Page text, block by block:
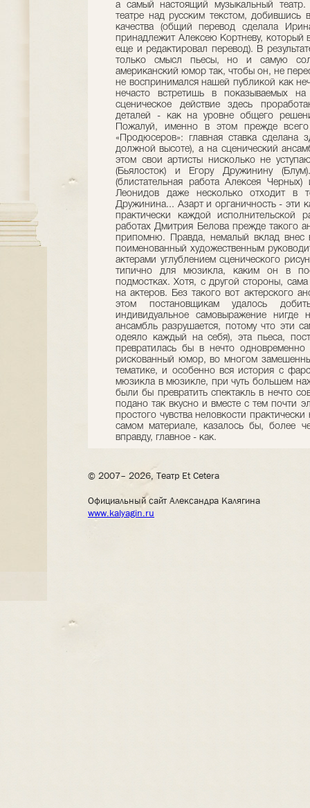
а самый настоящий музыкальный
театре над русским текстом, добившись
качества (общий перевод сделала
принадлежит Алексею Кортневу,
еще и редактировал перевод). В
только смысл пьесы, но и самую
американский юмор так, чтобы он, не
не воспринимался нашей публикой как
нечасто встретишь в показываемых на
сценическое действие здесь
деталей - как на уровне общего
Пожалуй, именно в этом прежде
«Продюсеров»: главная ставка
должной высоте), а на сценический
этом свои артисты нисколько не
(Бьялосток) и Егору Дружинину
(блистательная работа Алексея
Леонидов даже несколько отходит в
Дружинина... Азарт и органичность - эти
практически каждой исполнительской
работах Дмитрия Белова прежде такого
припомню. Правда, немалый вклад внес
поименованный художественным
актерами углублением сценического
типично для мюзикла, каким он в
подмостках. Хотя, с другой стороны,
на актеров. Без такого вот актерского
этом постановщикам удалось
индивидуальное самовыражение
ансамбль разрушается, потому что эти
одеяло каждый на себя), эта пьеса,
превратилась бы в нечто
рискованный юмор, во многом
тематике, и особенно вся история с
мюзикла в мюзикле, при чуть большем
были бы превратить спектакль в нечто
подано так вкусно и вместе с тем почти
простого чувства неловкости
самом материале, казалось бы, более
вправду, главное - как.
© 2007– 2026, Театр Et Cetera
Официальный сайт Александра Калягина
www.kalyagin.ru